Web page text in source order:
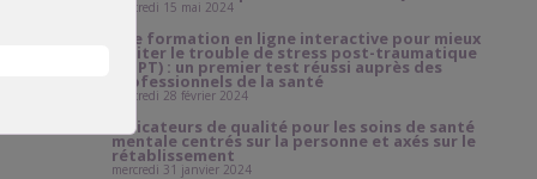
mercredi 15 mai 2024
Une formation en ligne interactive pour mieux
traiter le trouble de stress post-traumatique
(TSPT) : un premier test réussi auprès des
professionnels de la santé
mercredi 28 février 2024
Indicateurs de qualité pour les soins de santé
mentale centrés sur la personne et axés sur le
rétablissement
mercredi 31 janvier 2024